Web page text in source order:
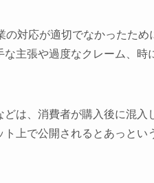
対応が適切でなかったた
主張や過度なクレーム、
は、消費者が購入後に混入
上で公開されるとあっとい